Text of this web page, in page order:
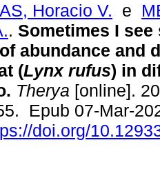
Horacio V. e
. Sometimes I see
abundance and
(Lynx rufus) in
Therya [online].
Epub 07-Mar-
doi.org/